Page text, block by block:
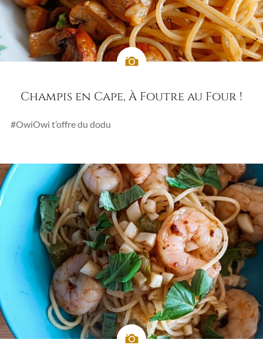
Champis en Cape, À Foutre au Four !
#OwiOwi t’offre du dodu